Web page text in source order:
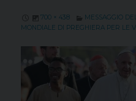
700 × 438
MESSAGGIO
MONDIALE DI PREGHIERA PER LE